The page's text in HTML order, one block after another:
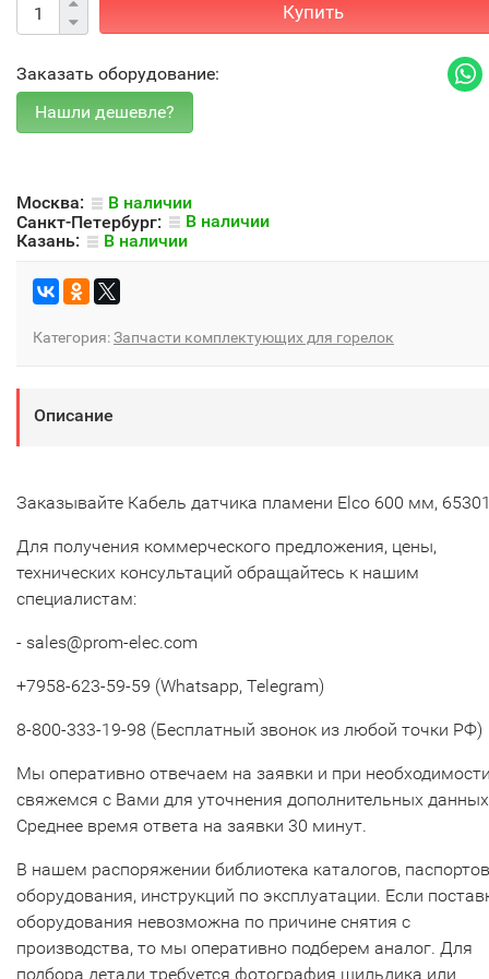
Купить
Заказать оборудование:
Москва:
В наличии
Санкт-Петербург:
В наличии
Казань:
В наличии
Категория:Запчасти комплектующих для горелок
Описание
Заказывайте Кабель датчика пламени Elco 600 мм,
Для получения коммерческого предложения, цены,
технических консультаций обращайтесь к нашим
специалистам:
- sales@prom-elec.com
+7958-623-59-59 (Whatsapp, Telegram)
8-800-333-19-98 (Бесплатный звонок из любой точки РФ)
Мы оперативно отвечаем на заявки и при
свяжемся с Вами для уточнения дополнительных
Среднее время ответа на заявки 30 минут.
В нашем распоряжении библиотека каталогов, паспортов
оборудования, инструкций по эксплуатации. Если
оборудования невозможна по причине снятия с
производства, то мы оперативно подберем аналог. Для
подбора детали требуется фотография шильдика или